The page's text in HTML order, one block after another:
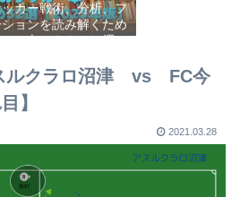
カー戦術、分析、フ
ョンを読み解くため
ー本おすすめ32選
クラロ沼津 vs FC今
】
2021.03.28